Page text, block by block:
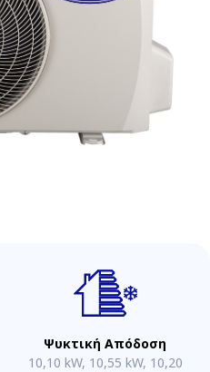
Ψυκτική Απόδοση
10,10 kW, 10,55 kW, 10,20